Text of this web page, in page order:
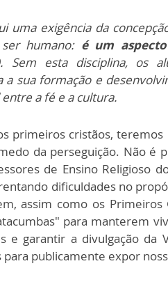
uma exigência da
humano: é um
Sem esta disciplina, os
sua formação e
a fé e a cultura.
primeiros cristãos,
da perseguição. Não é
de Ensino Religioso
dificuldades no
assim como os Primeiros
para manterem
e garantir a divulgação da
publicamente expor